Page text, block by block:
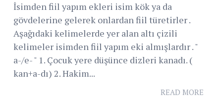
İsimden fiil yapım ekleri isim kök ya da
gövdelerine gelerek onlardan fiil türetirler .
Aşağıdaki kelimelerde yer alan altı çizili
kelimeler isimden fiil yapım eki almışlardır . "
a-/e- " 1. Çocuk yere düşünce dizleri kanadı. (
kan+a-dı) 2. Hakim...
READ MORE